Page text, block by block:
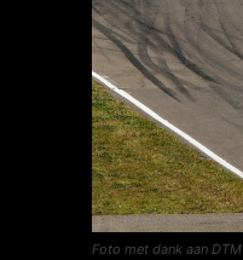
Foto met dank aan DTM